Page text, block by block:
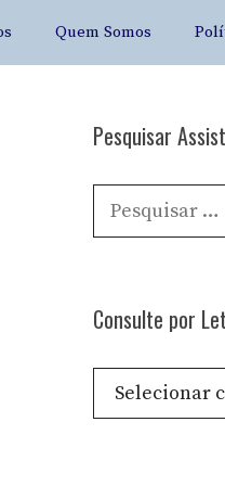
Quem Somos
Pesquisar
Pesquisar
por:
Consulte por
Consulte